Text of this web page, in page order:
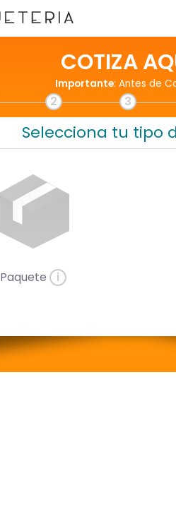
COTIZA
Importante: Antes de
2 3
Selecciona tu tipo
Paquete i